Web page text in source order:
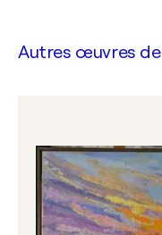
Autres œuvres de